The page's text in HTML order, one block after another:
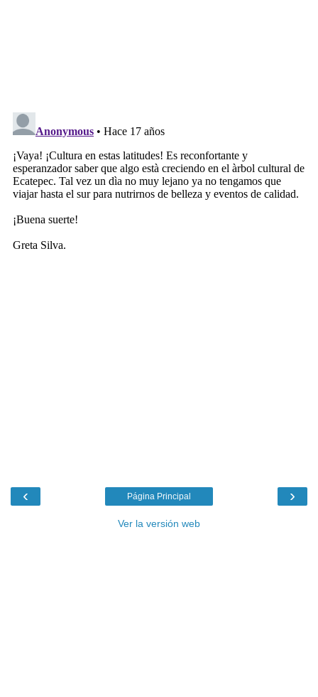
‹ ›
Página Principal
Ver la versión web